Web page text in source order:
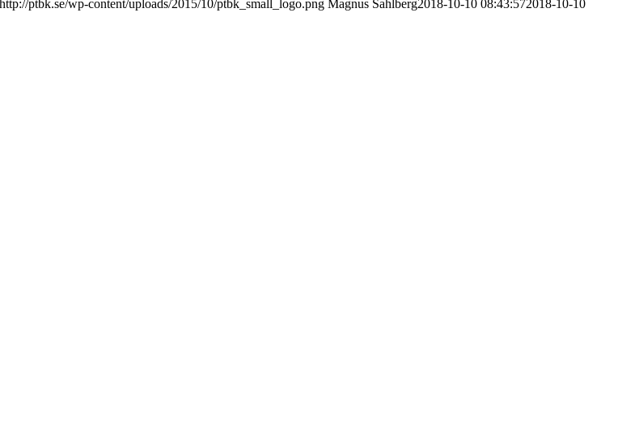
http://ptbk.se/wp-content/uploads/2015/10/ptbk_small_logo.png Magnus Sahlberg2018-10-10 08:43:572018-10-10